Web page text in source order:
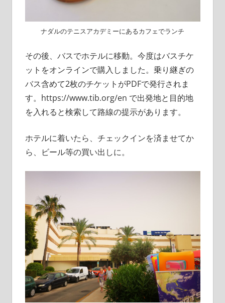
ナダルのテニスアカデミーにあるカフェでランチ
その後、バスでホテルに移動。今度はバスチケ
ットをオンラインで購入しました。乗り継ぎの
バス含めて2枚のチケットがPDFで発行されま
す。https://www.tib.org/en で出発地と目的地
を入れると検索して路線の提示があります。
ホテルに着いたら、チェックインを済ませてか
ら、ビール等の買い出しに。